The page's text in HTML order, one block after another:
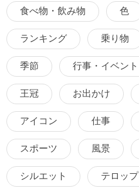
食べ物・飲み物 色
ランキング 乗り物
季節 行事・イベント
王冠 お出かけ
アイコン 仕事
スポーツ 風景
シルエット テロップ